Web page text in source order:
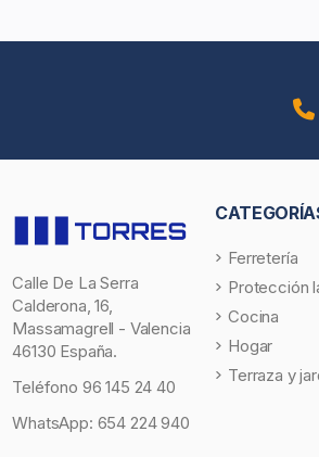
Calle De La Serra
Calderona, 16,
Massamagrell - Valencia
46130 España.
Teléfono 96 145 24 40
WhatsApp: 654 224 940
Ferretería
Protección
Cocina
Hogar
Terraza y